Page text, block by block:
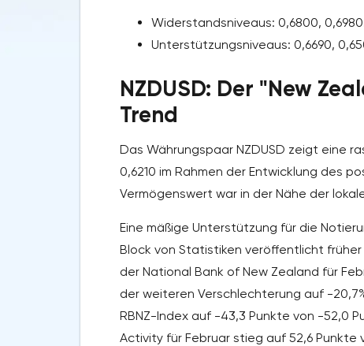
Widerstandsniveaus: 0,6800,
Unterstützungsniveaus: 0,6690,
NZDUSD: Der "New
Trend
Das Währungspaar NZDUSD zeigt eine
0,6210 im Rahmen der Entwicklung des
Vermögenswert war in der Nähe der
Eine mäßige Unterstützung für die
Block von Statistiken veröffentlicht
der National Bank of New Zealand für
der weiteren Verschlechterung auf -
RBNZ-Index auf -43,3 Punkte von -52,0
Activity für Februar stieg auf 52,6